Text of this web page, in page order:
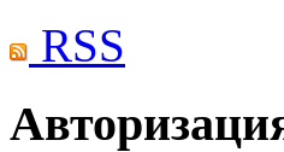
RSS